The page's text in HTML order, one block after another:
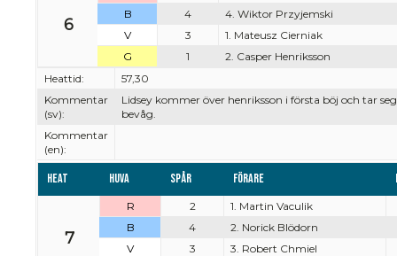
6
B
4
4. Wiktor Przyjemski
V
3
1. Mateusz Cierniak
G
1
2. Casper Henriksson
Heattid:
57,30
Kommentar
(sv):
Lidsey kommer över henriksson i första böj och tar
bevåg.
Kommentar
(en):
Heat Huva Spår Förare
7
R 2
1. Martin Vaculik
B
4
2. Norick Blödorn
V
3
3. Robert Chmiel